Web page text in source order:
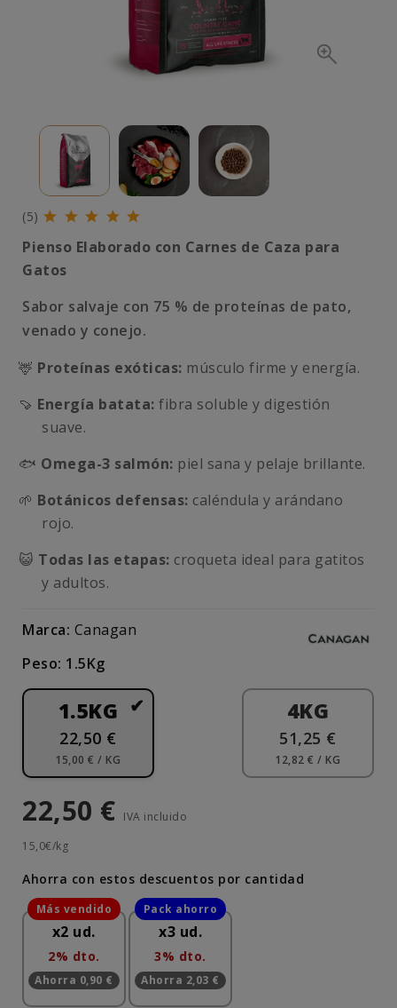
(5)
Pienso Elaborado con Carnes de Caza para
Gatos
Sabor salvaje con 75 % de proteínas de pato,
venado y conejo.
🦌 Proteínas exóticas: músculo firme y energía.
🍠 Energía batata: fibra soluble y digestión
suave.
🐟 Omega-3 salmón: piel sana y pelaje brillante.
🌱 Botánicos defensas: caléndula y arándano
rojo.
😺 Todas las etapas: croqueta ideal para gatitos
y adultos.
Marca: Canagan
Peso: 1.5Kg
1.5KG
22,50 €
15,00 € / KG
4KG
51,25 €
12,82 € / KG
22,50 € IVA incluido
15,0€/kg
Ahorra con estos descuentos por cantidad
x2 ud.
2% dto.
Ahorra 0,90 €
x3 ud.
3% dto.
Ahorra 2,03 €